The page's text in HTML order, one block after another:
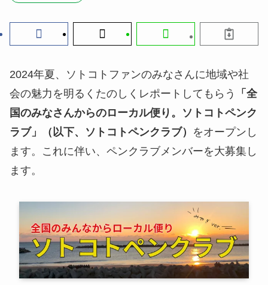
2024年夏、ソトコトファンのみなさんに地域や社
会の魅力を明るくたのしくレポートしてもらう
「全
国のみなさんからのローカル便り。ソトコトペンク
ラブ」（以下、ソトコトペンクラブ） をオープンし
ます。これに伴い、ペンクラブメンバーを大募集し
ます。